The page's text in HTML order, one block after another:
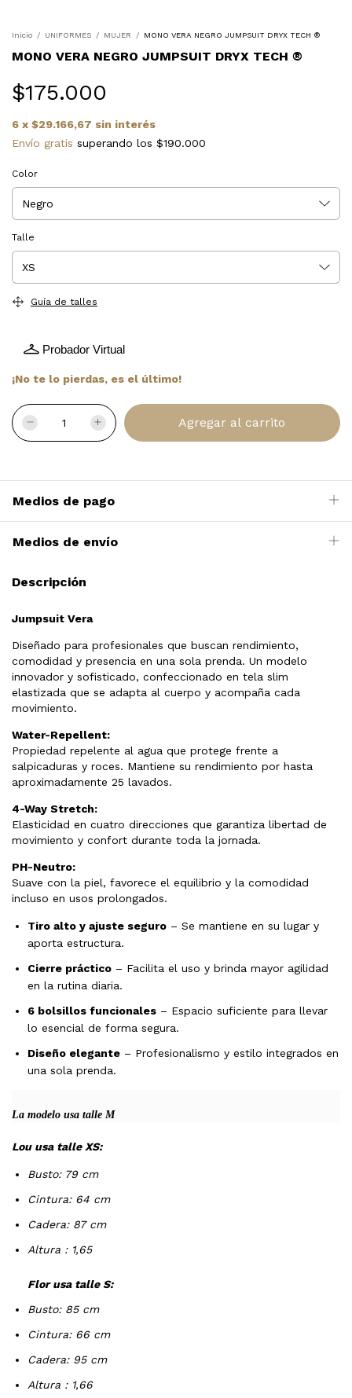
Inicio / UNIFORMES / MUJER / MONO VERA NEGRO JUMPSUIT DRYX TECH ®
MONO VERA NEGRO JUMPSUIT DRYX TECH ®
$175.000
6 x $29.166,67 sin interés
Envío gratis superando los $190.000
Color
Talle
Guía de talles
Probador Virtual
¡No te lo pierdas, es el último!
Medios de pago
Medios de envío
Descripción
Jumpsuit Vera
Diseñado para profesionales que buscan rendimiento,
comodidad y presencia en una sola prenda. Un modelo
innovador y sofisticado, confeccionado en tela slim
elastizada que se adapta al cuerpo y acompaña cada
movimiento.
Water-Repellent:
Propiedad repelente al agua que protege frente a
salpicaduras y roces. Mantiene su rendimiento por hasta
aproximadamente 25 lavados.
4-Way Stretch:
Elasticidad en cuatro direcciones que garantiza libertad de
movimiento y confort durante toda la jornada.
PH-Neutro:
Suave con la piel, favorece el equilibrio y la comodidad
incluso en usos prolongados.
Tiro alto y ajuste seguro – Se mantiene en su lugar y
aporta estructura.
Cierre práctico – Facilita el uso y brinda mayor agilidad
en la rutina diaria.
6 bolsillos funcionales – Espacio suficiente para llevar
lo esencial de forma segura.
Diseño elegante – Profesionalismo y estilo integrados en
una sola prenda.
La modelo usa talle M
Lou usa talle XS:
Busto: 79 cm
Cintura: 64 cm
Cadera: 87 cm
Altura : 1,65
Flor usa talle S:
Busto: 85 cm
Cintura: 66 cm
Cadera: 95 cm
Altura : 1,66